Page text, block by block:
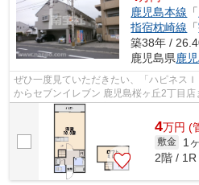
鹿児島本線 「
指宿枕崎線 「
築38年 /
鹿児島県鹿
ぜひ一度見ていただきたい、「ハピネス
からセブンイレブン 鹿児島桜ヶ丘2丁目
いることの多い、充実のアパート物件...
4万円 (
敷金 1
2階 /